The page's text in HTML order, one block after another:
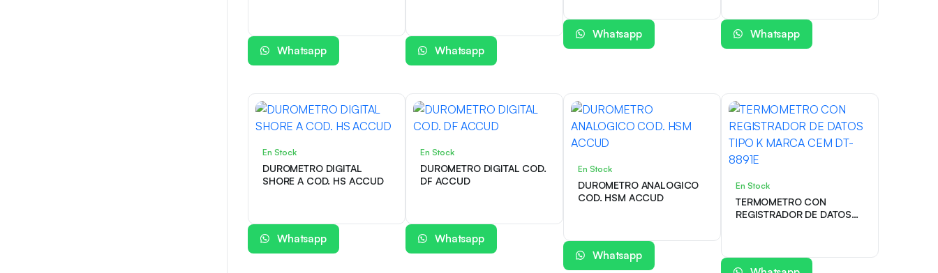
Whatsapp Whatsapp
Whatsapp Whatsapp
En Stock
DUROMETRO DIGITAL
SHORE A COD. HS ACCUD
Whatsapp
En Stock
DUROMETRO DIGITAL COD.
DF ACCUD
Whatsapp
En Stock
DUROMETRO ANALOGICO
COD. HSM ACCUD
Whatsapp
En Stock
TERMOMETRO CON
REGISTRADOR DE DATOS